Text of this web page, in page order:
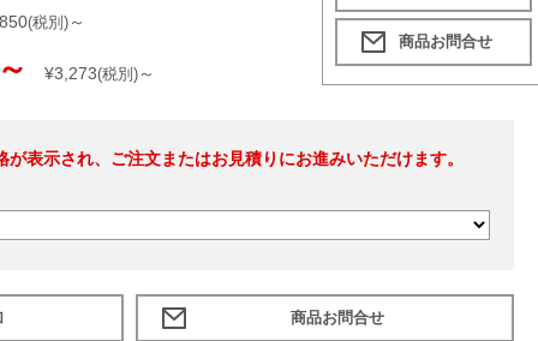
(税別) ～
¥3,273(税別) ～
表示され、ご注文またはお見積りにお進みいただけます。